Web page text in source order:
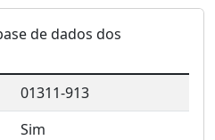
de dados dos
01311-913
Sim